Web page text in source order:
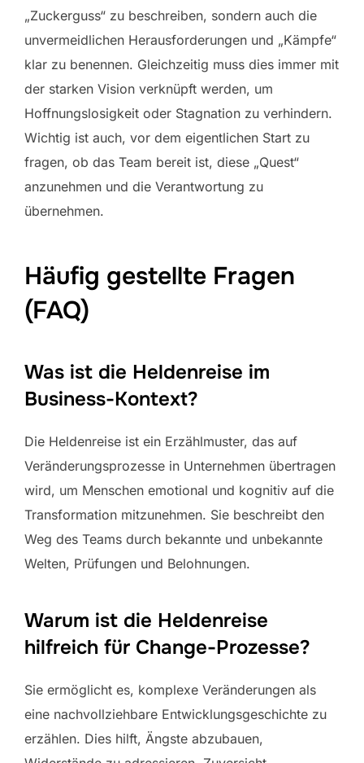
„Zuckerguss“ zu beschreiben, sondern auch die
unvermeidlichen Herausforderungen und „Kämpfe“
klar zu benennen. Gleichzeitig muss dies immer mit
der starken Vision verknüpft werden, um
Hoffnungslosigkeit oder Stagnation zu verhindern.
Wichtig ist auch, vor dem eigentlichen Start zu
fragen, ob das Team bereit ist, diese „Quest“
anzunehmen und die Verantwortung zu
übernehmen.
Häufig gestellte Fragen
(FAQ)
Was ist die Heldenreise im
Business-Kontext?
Die Heldenreise ist ein Erzählmuster, das auf
Veränderungsprozesse in Unternehmen übertragen
wird, um Menschen emotional und kognitiv auf die
Transformation mitzunehmen. Sie beschreibt den
Weg des Teams durch bekannte und unbekannte
Welten, Prüfungen und Belohnungen.
Warum ist die Heldenreise
hilfreich für Change-Prozesse?
Sie ermöglicht es, komplexe Veränderungen als
eine nachvollziehbare Entwicklungsgeschichte zu
erzählen. Dies hilft, Ängste abzubauen,